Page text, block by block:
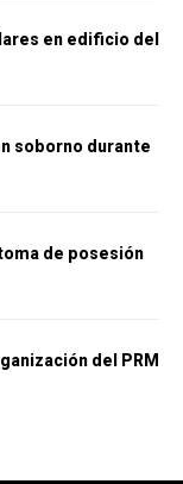
en edificio del
soborno durante
de posesión
del PRM